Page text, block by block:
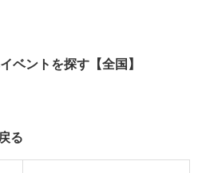
ベントを探す【全国】
る